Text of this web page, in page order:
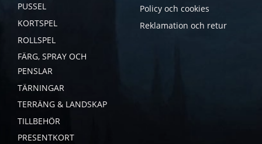
PUSSEL
KORTSPEL
ROLLSPEL
FÄRG, SPRAY OCH
PENSLAR
TÄRNINGAR
TERRÄNG & LANDSKAP
TILLBEHÖR
PRESENTKORT
Policy och cookies
Reklamation och retur